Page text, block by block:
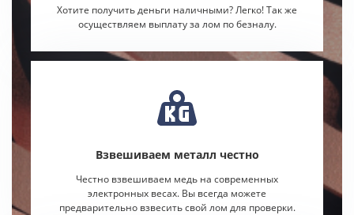
Хотите получить деньги наличными? Легко! Так же
осуществляем выплату за лом по безналу.
Взвешиваем металл честно
Честно взвешиваем медь на современных
электронных весах. Вы всегда можете
предварительно взвесить свой лом для проверки.